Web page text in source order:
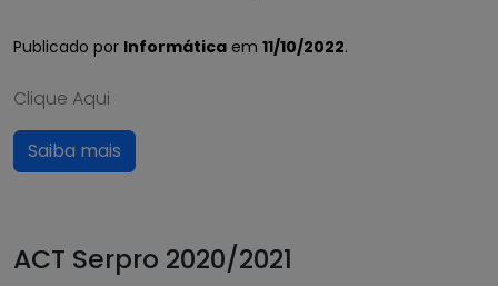
Publicado por Informática em 11/10/2022.
Clique Aqui
Saiba mais
ACT Serpro 2020/2021